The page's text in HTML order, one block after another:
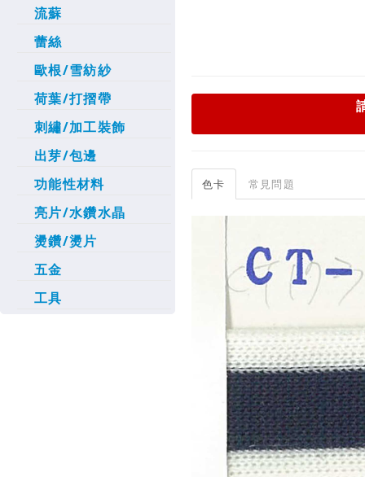
流蘇
蕾絲
歐根/雪紡紗
荷葉/打摺帶
刺繡/加工裝飾
出芽/包邊
功能性材料
亮片/水鑽水晶
燙鑽/燙片
五金
工具
色卡 常見問題